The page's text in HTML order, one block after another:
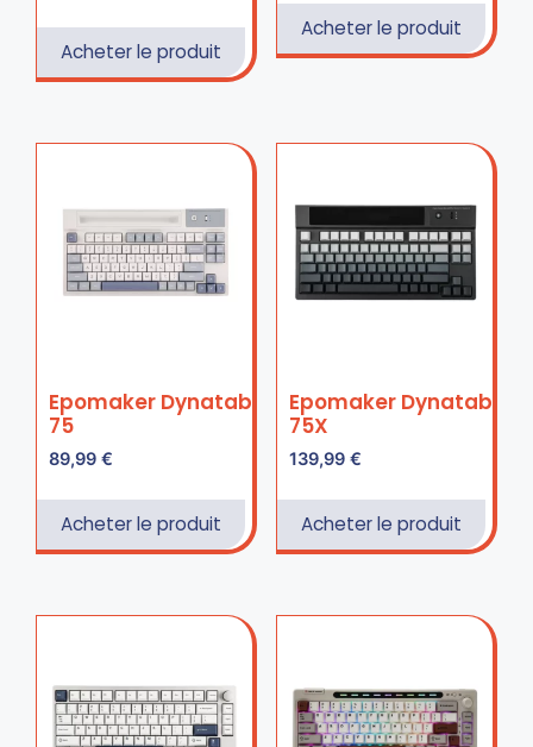
Acheter le produit
Acheter le produit
Epomaker Dynatab
75
89,99 €
Acheter le produit
Epomaker Dynatab
75X
139,99 €
Acheter le produit